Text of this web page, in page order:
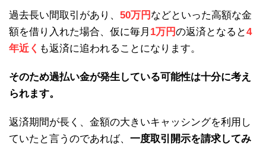
過去長い間取引があり、 50万円 などといった高額な金
額を借り入れた場合、仮に毎月 1万円の返済となると4
年近く も返済に追われることになります。
そのため過払い金が発生している可能性は十分に考え
られます。
返済期間が長く、金額の大きいキャッシングを利用し
ていたと言うのであれば、 一度取引開示を請求してみ